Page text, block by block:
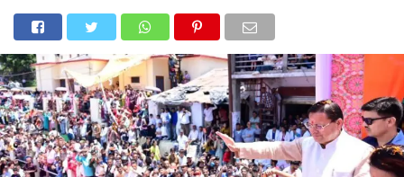
उत्तराखंडअल्मोड़ाउत्तरकाशीउधम सिंह नगरचंपावतचमोलीटिहरी गढ़वाल
देहरादूननैनीताल पिथौरागढ़पौड़ी गढ़वालबागेश्वररुद्रप्रयागहरिद्वारदेशदुनिया
मनोरंजन